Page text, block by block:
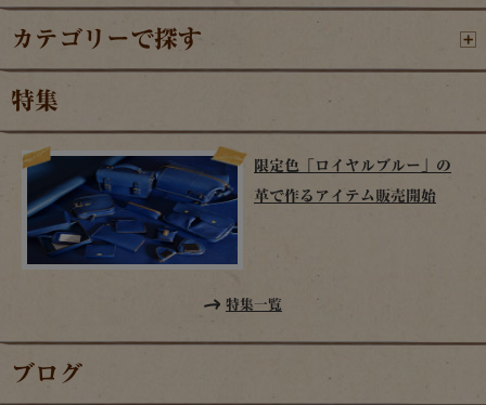
カテゴリーで探す
特集
限定色「ロイヤルブルー」の
革で作るアイテム販売開始
特集一覧
ブログ